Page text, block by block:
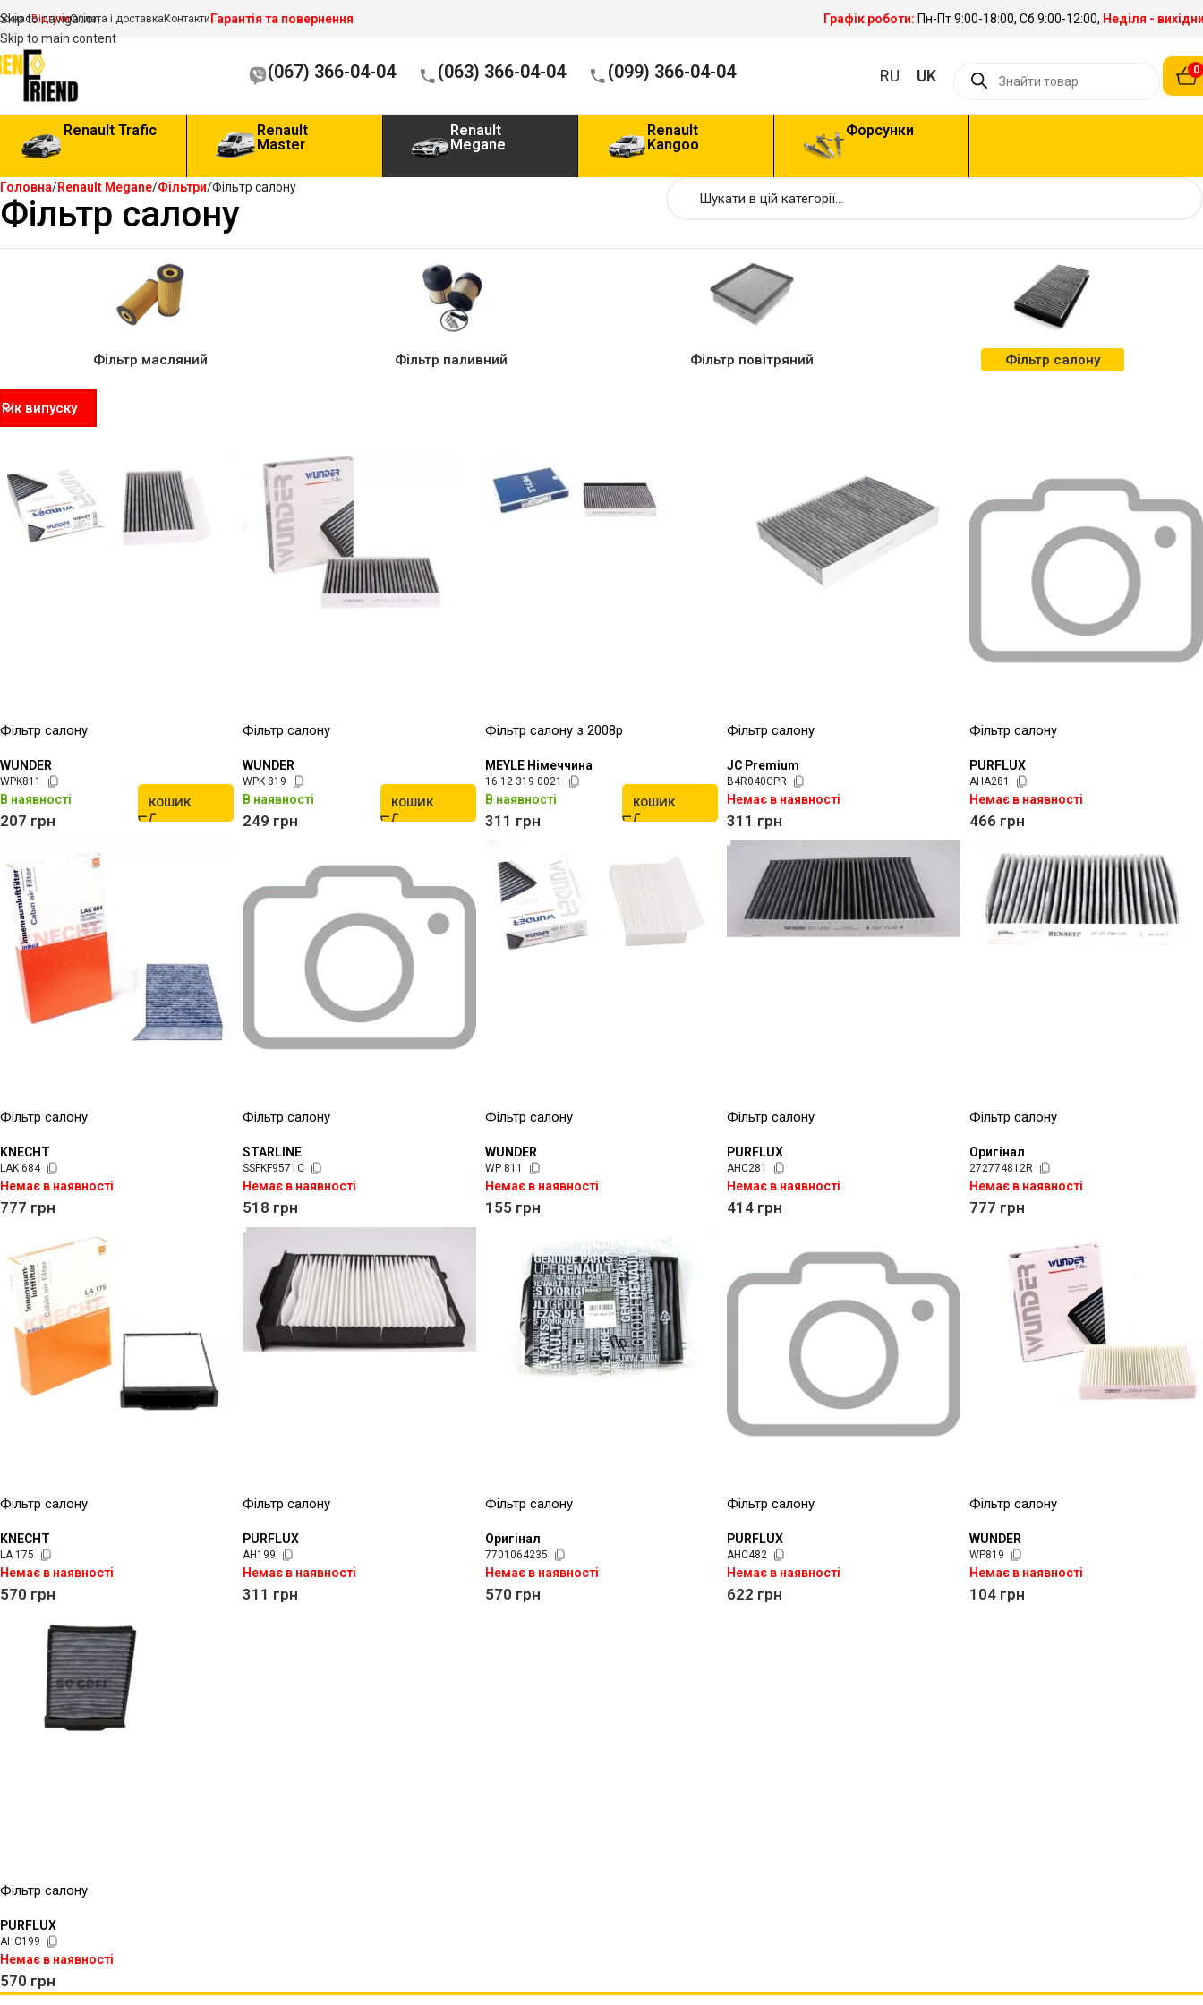
Skip to navigation
Skip to main content
насВідгукиОплата і доставка КонтактиГарантія та повернення Графік роботи: Пн-Пт 9:00-18:00, Сб 9:00-12:00, Неділя -
(067) 366-04-04 (063) 366-04-04 (099) 366-04-04 RU UK 0
Renault Trafic
Renault
Master
Renault
Megane
Renault
Kangoo
Форсунки
Головна Renault Megane Фільтри Фільтр салону
Фільтр салону
Фільтр масляний Фільтр паливний Фільтр повітряний Фільтр салону
Рік випуску
Фільтр салону
WUNDER
WPK811
В наявності
207 грн
КОШИК
Фільтр салону
WUNDER
WPK 819
В наявності
249 грн
КОШИК
Фільтр салону з 2008р
MEYLE Німеччина
16 12 319 0021
В наявності
311 грн
КОШИК
Фільтр салону
JC Premium
B4R040CPR
Немає в наявності
311 грн
Фільтр салону
PURFLUX
AHA281
Немає в наявності
466 грн
Фільтр салону
KNECHT
LAK 684
Немає в наявності
777 грн
Фільтр салону
STARLINE
SSFKF9571C
Немає в наявності
518 грн
Фільтр салону
WUNDER
WP 811
Немає в наявності
155 грн
Фільтр салону
PURFLUX
AHC281
Немає в наявності
414 грн
Фільтр салону
Оригінал
272774812R
Немає в наявності
777 грн
Фільтр салону
KNECHT
LA 175
Немає в наявності
570 грн
Фільтр салону
PURFLUX
AH199
Немає в наявності
311 грн
Фільтр салону
Оригінал
7701064235
Немає в наявності
570 грн
Фільтр салону
PURFLUX
AHC482
Немає в наявності
622 грн
Фільтр салону
WUNDER
WP819
Немає в наявності
104 грн
Фільтр салону
PURFLUX
AHC199
Немає в наявності
570 грн